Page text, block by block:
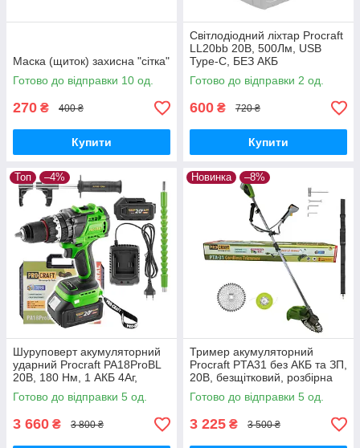
Маска (щиток) захисна "сітка"
Готово до відправки 10 од.
270 ₴ 400 ₴
Купити
Світлодіодний ліхтар Procraft
LL20bb 20В, 500Лм, USB
Type-C, БЕЗ АКБ
Готово до відправки 2 од.
600 ₴ 720 ₴
Купити
Топ –4%
Шуруповерт акумуляторний
ударний Procraft PA18ProBL
20В, 180 Нм, 1 АКБ 4Аг,
зарядний 2А, кейс,
безщітковий дриль-
Готово до відправки 5 од.
3 660 ₴ 3 800 ₴
Новинка –8%
Тример акумуляторний
Procraft PTA31 без АКБ та ЗП,
20В, безщітковий, розбірна
штанга, велосипедна ручка
Готово до відправки 5 од.
3 225 ₴ 3 500 ₴